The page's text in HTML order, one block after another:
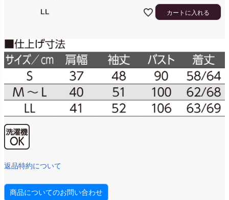
LL カートに入れる
返品特約について
商品についてのお問い合わせ